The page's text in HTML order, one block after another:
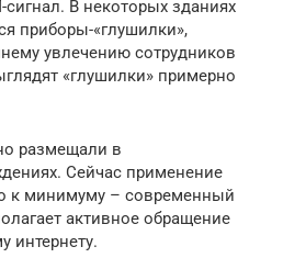
В некоторых зданиях
приборы-«глушилки»,
увлечению сотрудников
«глушилки» примерно
размещали в
Сейчас применение
к минимуму – современный
активное обращение
интернету.